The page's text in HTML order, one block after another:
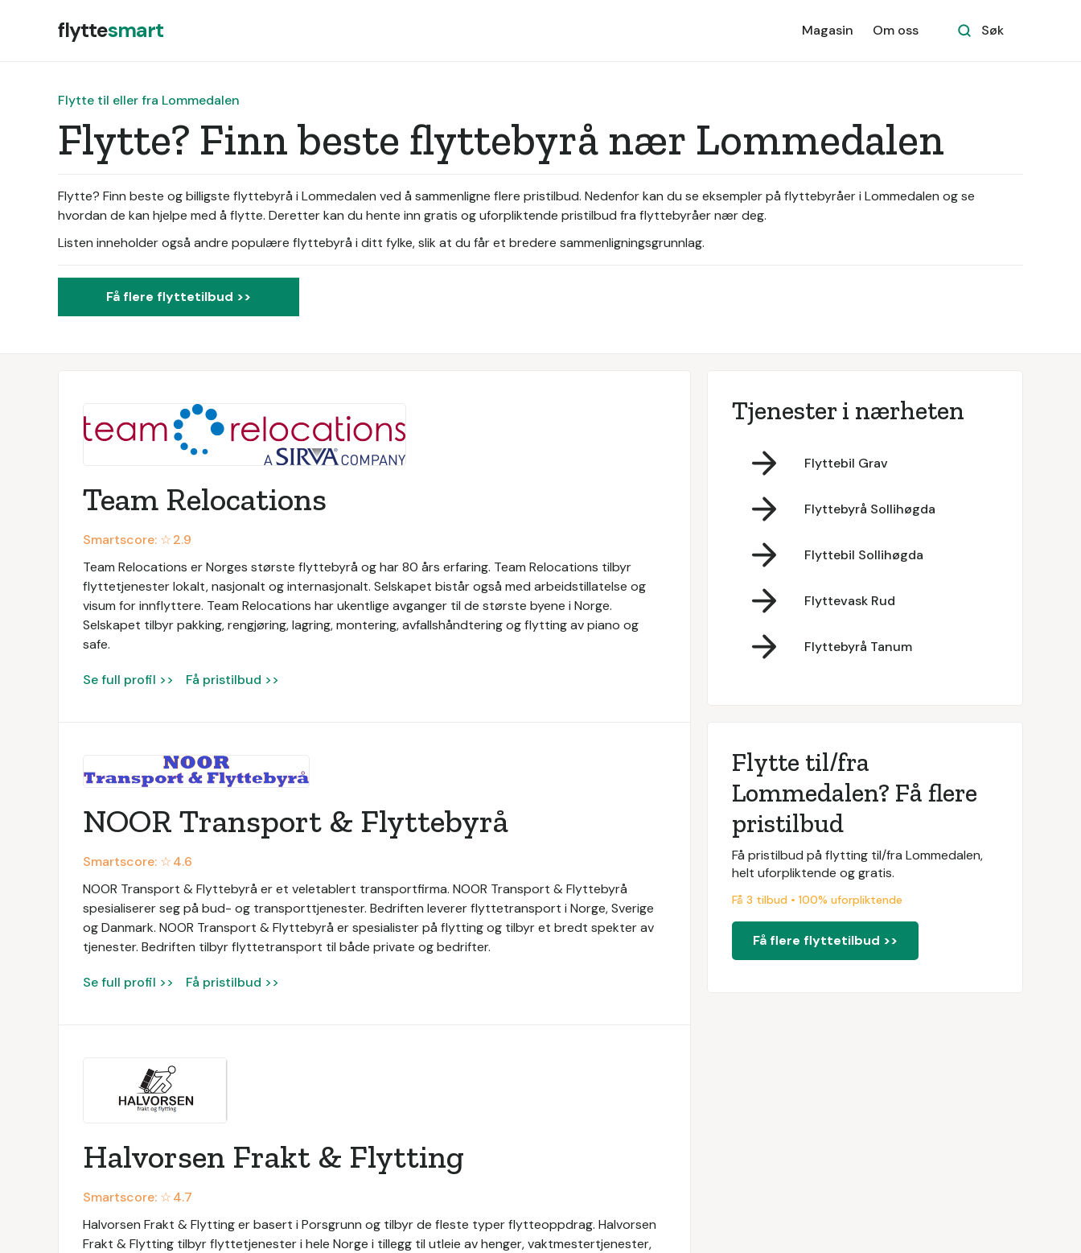
flyttesmart Magasin Om oss Søk
Flytte til eller fra Lommedalen
Flytte? Finn beste flyttebyrå nær Lommedalen
Flytte? Finn beste og billigste flyttebyrå i Lommedalen ved å sammenligne flere pristilbud. Nedenfor kan du se eksempler på flyttebyråer i Lommedalen og se
hvordan de kan hjelpe med å flytte. Deretter kan du hente inn gratis og uforpliktende pristilbud fra flyttebyråer nær deg.
Listen inneholder også andre populære flyttebyrå i ditt fylke, slik at du får et bredere sammenligningsgrunnlag.
Få flere flyttetilbud >>
Team Relocations
Smartscore: ☆2.9
Team Relocations er Norges største flyttebyrå og har 80 års erfaring. Team Relocations tilbyr
flyttetjenester lokalt, nasjonalt og internasjonalt. Selskapet bistår også med arbeidstillatelse og
visum for innflyttere. Team Relocations har ukentlige avganger til de største byene i Norge.
Selskapet tilbyr pakking, rengjøring, lagring, montering, avfallshåndtering og flytting av piano og
safe.
Se full profil >> Få pristilbud >>
NOOR Transport & Flyttebyrå
Smartscore: ☆4.6
NOOR Transport & Flyttebyrå er et veletablert transportfirma. NOOR Transport & Flyttebyrå
spesialiserer seg på bud- og transporttjenester. Bedriften leverer flyttetransport i Norge, Sverige
og Danmark. NOOR Transport & Flyttebyrå er spesialister på flytting og tilbyr et bredt spekter av
tjenester. Bedriften tilbyr flyttetransport til både private og bedrifter.
Se full profil >> Få pristilbud >>
Halvorsen Frakt & Flytting
Smartscore: ☆4.7
Halvorsen Frakt & Flytting er basert i Porsgrunn og tilbyr de fleste typer flytteoppdrag. Halvorsen
Frakt & Flytting tilbyr flyttetjenester i hele Norge i tillegg til utleie av henger, vaktmestertjenester,
Tjenester i nærheten
Flyttebil Grav
Flyttebyrå Sollihøgda
Flyttebil Sollihøgda
Flyttevask Rud
Flyttebyrå Tanum
Flytte til/fra
Lommedalen? Få flere
pristilbud
Få pristilbud på flytting til/fra Lommedalen,
helt uforpliktende og gratis.
Få 3 tilbud • 100% uforpliktende
Få flere flyttetilbud >>